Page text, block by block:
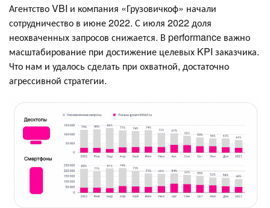
Агентство VBI и компания «Грузовичкоф» начали
сотрудничество в июне 2022. С июля 2022 доля
неохваченных запросов снижается. В performancе важно
масштабирование при достижение целевых KPI заказчика.
Что нам и удалось сделать при охватной, достаточно
агрессивной стратегии.